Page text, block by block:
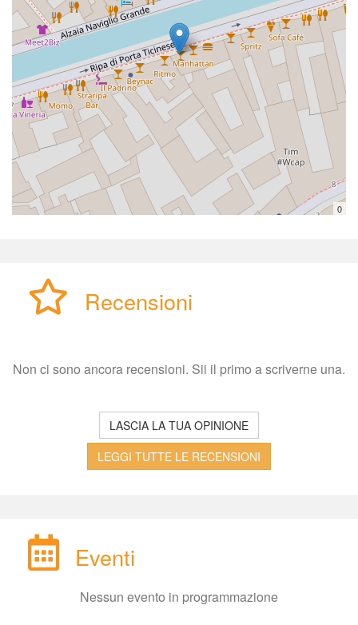
0
Recensioni
Non ci sono ancora recensioni. Sii il primo a scriverne una.
LASCIA LA TUA OPINIONE
LEGGI TUTTE LE RECENSIONI
Eventi
Nessun evento in programmazione